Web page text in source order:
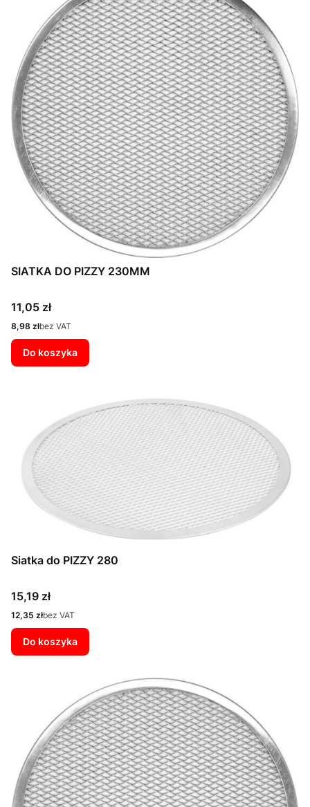
SIATKA DO PIZZY 230MM
Cena
11,05 zł
Cena
8,98 złbez VAT
Do koszyka
Siatka do PIZZY 280
Cena
15,19 zł
Cena
12,35 złbez VAT
Do koszyka